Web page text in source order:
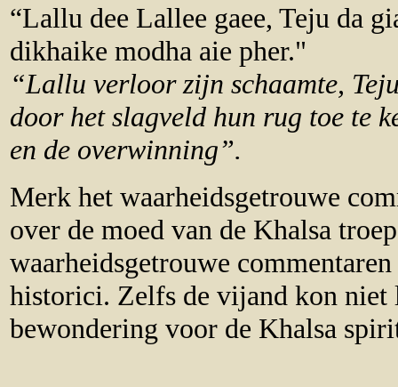
“Lallu dee Lallee gaee, Teju da
dikhaike modha aie pher."
“Lallu verloor zijn schaamte,
door het slagveld hun rug toe te
en de overwinning”.
Merk het waarheidsgetrouwe
over de moed van de Khalsa
waarheidsgetrouwe
historici. Zelfs de vijand kon niet
bewondering voor de Khalsa